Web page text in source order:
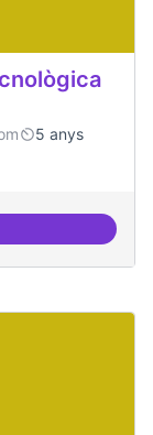
5 anys
en innovació